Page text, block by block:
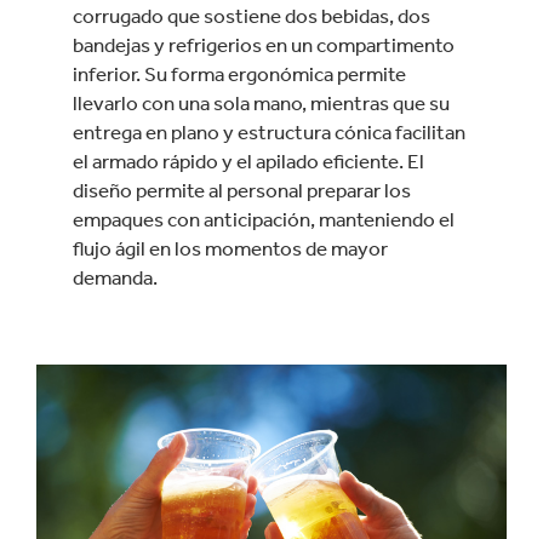
corrugado que sostiene dos bebidas, dos
bandejas y refrigerios en un compartimento
inferior. Su forma ergonómica permite
llevarlo con una sola mano, mientras que su
entrega en plano y estructura cónica facilitan
el armado rápido y el apilado eficiente. El
diseño permite al personal preparar los
empaques con anticipación, manteniendo el
flujo ágil en los momentos de mayor
demanda.